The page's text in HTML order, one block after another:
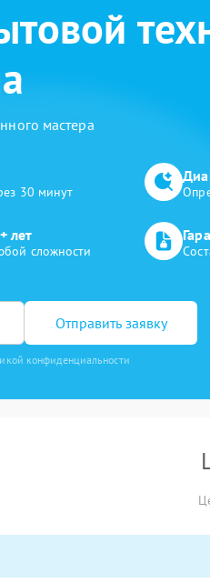
мастера
30 минут
лет
сложности
Отправить заявку
конфиденциальности